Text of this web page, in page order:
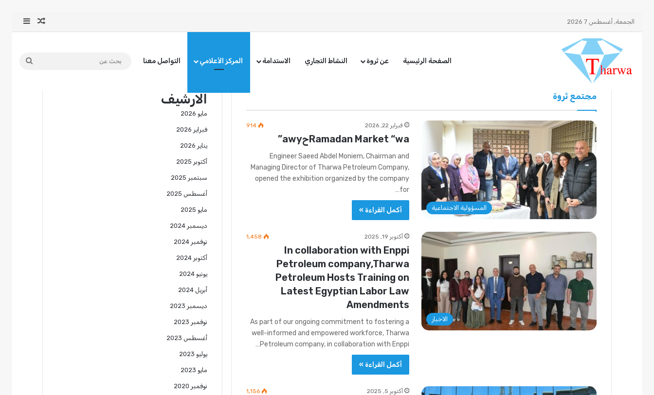
الجمعة, أغسطس 7 2026 مقال
الصفحة الرئيسية عن ثروة النشاط التجاري الاستدامة المركز الأعلامي التواصل معنا
مجتمع ثروة
المسؤولية الاجتماعية
فبراير 22, 2026 914
Ramadan Market “waحawy”
Engineer Saeed Abdel Moniem, Chairman and
Managing Director of Tharwa Petroleum Company,
opened the exhibition organized by the company
for…
أكمل القراءة »
الاخبار
أكتوبر 19, 2025 1٬458
In collaboration with Enppi
Petroleum company,Tharwa
Petroleum Hosts Training on
Latest Egyptian Labor Law
Amendments
As part of our ongoing commitment to fostering a
well-informed and empowered workforce, Tharwa
Petroleum company, in collaboration with Enppi…
أكمل القراءة »
أكتوبر 5, 2025 1٬156
الارشيف
مايو 2026
فبراير 2026
يناير 2026
أكتوبر 2025
سبتمبر 2025
أغسطس 2025
مايو 2025
ديسمبر 2024
نوفمبر 2024
أكتوبر 2024
يونيو 2024
أبريل 2024
ديسمبر 2023
نوفمبر 2023
أغسطس 2023
يوليو 2023
مايو 2023
نوفمبر 2020